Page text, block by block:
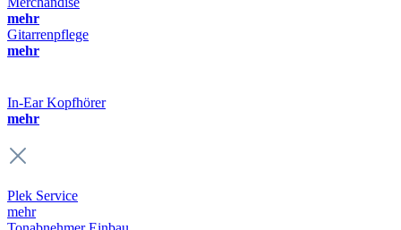
mehr
Gitarrenpflege
mehr
In-Ear Kopfhörer
mehr
Plek Service
mehr